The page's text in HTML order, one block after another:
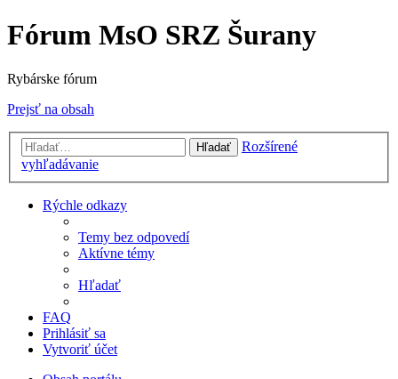
Fórum MsO SRZ Šurany
Rybárske fórum
Prejsť na obsah
Hľadať
Rozšírené
vyhľadávanie
Rýchle odkazy
Temy bez odpovedí
Aktívne témy
Hľadať
FAQ
Prihlásiť sa
Vytvoriť účet